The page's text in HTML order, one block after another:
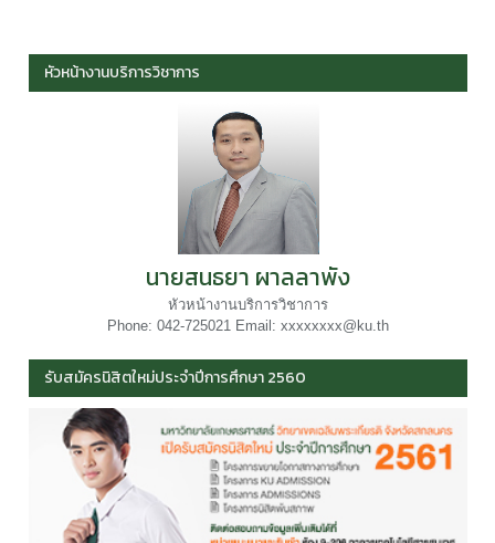
หัวหน้างานบริการวิชาการ
นายสนธยา ผาลลาพัง
หัวหน้างานบริการวิชาการ
Phone: 042-725021 Email: xxxxxxxx@ku.th
รับสมัครนิสิตใหม่ประจำปีการศึกษา 2560